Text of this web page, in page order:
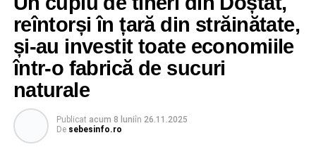
reîntorși în țară din străinătate,
și-au investit toate economiile
într-o fabrică de sucuri
naturale
Publicat acum 8 luniîn 26.11.2025
De sebesinfo.ro